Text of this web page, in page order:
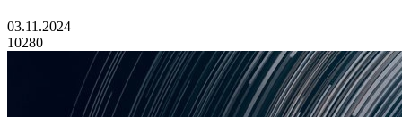
03.11.2024
10280